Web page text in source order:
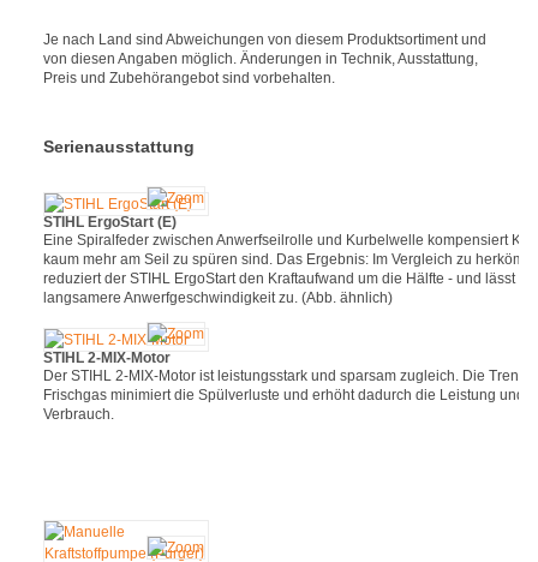
Je nach Land sind Abweichungen von diesem Produktsortiment und
von diesen Angaben möglich. Änderungen in Technik, Ausstattung,
Preis und Zubehörangebot sind vorbehalten.
Serienausstattung
STIHL ErgoStart (E)
Eine Spiralfeder zwischen Anwerfseilrolle und Kurbelwelle kompensiert
kaum mehr am Seil zu spüren sind. Das Ergebnis: Im Vergleich zu
reduziert der STIHL ErgoStart den Kraftaufwand um die Hälfte - und lässt
langsamere Anwerfgeschwindigkeit zu. (Abb. ähnlich)
STIHL 2-MIX-Motor
Der STIHL 2-MIX-Motor ist leistungsstark und sparsam zugleich. Die
Frischgas minimiert die Spülverluste und erhöht dadurch die Leistung und
Verbrauch.